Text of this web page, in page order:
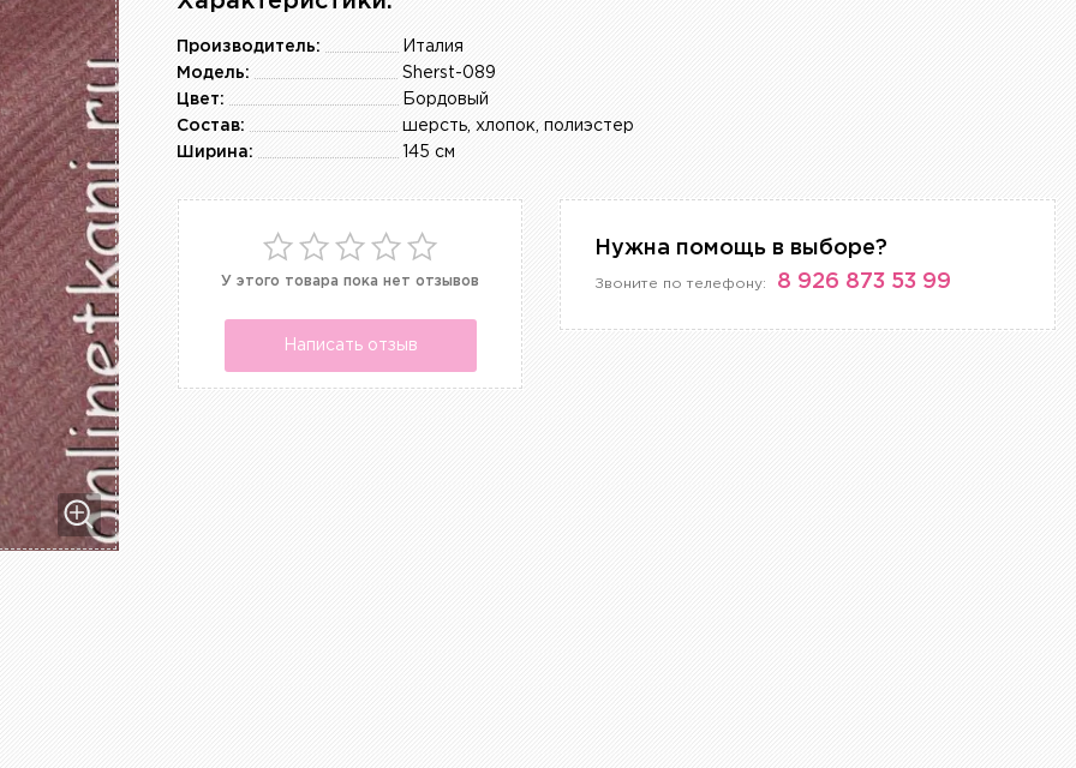
Италия
Производитель:
Sherst-089
Модель:
Бордовый
Цвет:
шерсть, хлопок, полиэстер
Состав:
145 см
Ширина:
У этого товара пока нет отзывов
Написать отзыв
Нужна помощь в выборе?
Звоните по телефону: 8 926 873 53 99